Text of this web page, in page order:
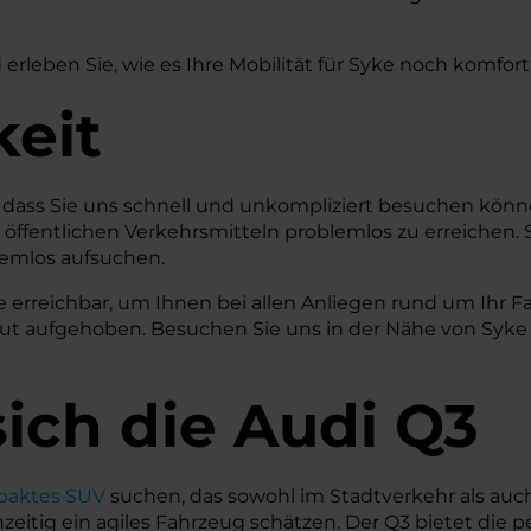
Sie, wie es Ihre Mobilität für Syke noch
Sie uns schnell und unkompliziert besuchen
Verkehrsmitteln problemlos zu erreichen.
aufsuchen.
um Ihnen bei allen Anliegen rund um Ihr
aufgehoben. Besuchen Sie uns in der Nähe von
die Audi Q3
SUV suchen, das sowohl im Stadtverkehr als
ein agiles Fahrzeug schätzen. Der Q3 bietet